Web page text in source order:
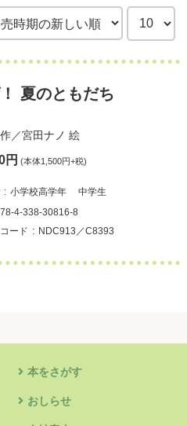
夏のともだち
／宮田ナノ 絵
円 (本体1,500円+税)
小学校高学年
中学生
4-338-30816-8
ード
NDC913／C8393
本をさがす
おしらせ